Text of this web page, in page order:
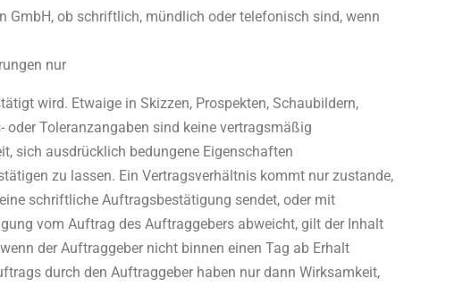
GmbH, ob schriftlich, mündlich oder telefonisch sind, wenn
nur
wird. Etwaige in Skizzen, Prospekten, Schaubildern,
Toleranzangaben sind keine vertragsmäßig
sich ausdrücklich bedungene Eigenschaften
zu lassen. Ein Vertragsverhältnis kommt nur zustande,
schriftliche Auftragsbestätigung sendet, oder mit
vom Auftrag des Auftraggebers abweicht, gilt der Inhalt
der Auftraggeber nicht binnen einen Tag ab Erhalt
durch den Auftraggeber haben nur dann Wirksamkeit,